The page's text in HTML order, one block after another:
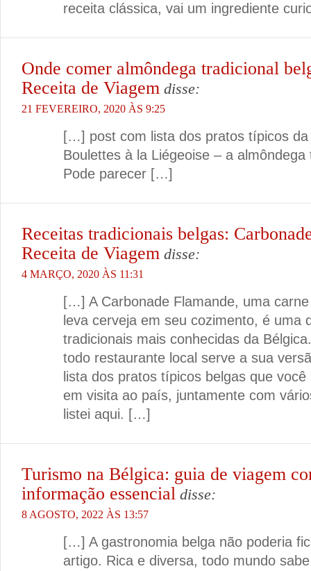
receita clássica, vai um ingrediente
Onde comer almôndega tradicional
Receita de Viagem disse:
21 FEVEREIRO, 2020 ÀS 9:25
[…] post com lista dos pratos típicos da
Boulettes à la Liégeoise – a almôndega
Pode parecer […]
Receitas tradicionais belgas:
Receita de Viagem disse:
4 MARÇO, 2020 ÀS 11:31
[…] A Carbonade Flamande, uma
leva cerveja em seu cozimento, é uma
tradicionais mais conhecidas da
todo restaurante local serve a sua
lista dos pratos típicos belgas que
em visita ao país, juntamente com
listei aqui. […]
Turismo na Bélgica: guia de viagem
informação essencial disse:
8 AGOSTO, 2022 ÀS 13:57
[…] A gastronomia belga não poderia
artigo. Rica e diversa, todo mundo